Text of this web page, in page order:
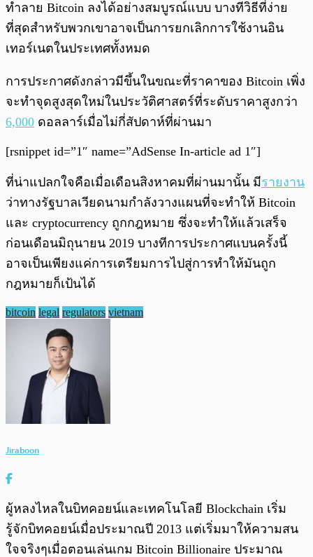
ทำลาย Bitcoin ลงได้อย่างสมบูรณ์แบบ บางทีวิธีที่ง่าย
ที่สุดสำหรับพวกเขาอาจเป็นการยกเลิกการใช้งานอิน
เทอร์เนตในประเทศทั้งหมด
การประกาศดังกล่าวมีขึ้นในขณะที่ราคาของ Bitcoin เพิ่ง
จะทำจุดสูงสุดใหม่ในประวัติศาสตร์ที่ระดับราคาสูงกว่า
6,000 ดอลลาร์เมื่อไม่กี่สัปดาห์ที่ผ่านมา
[rsnippet id=”1″ name=”AdSense In-article ad 1″]
ที่น่าแปลกใจคือเมื่อเดือนสิงหาคมที่ผ่านมานั้น มีรายงาน
ว่าทางรัฐบาลเวียดนามกำลังวางแผนที่จะทำให้ Bitcoin
และ cryptocurrency ถูกกฎหมาย ซึ่งจะทำให้แล้วเสร็จ
ก่อนเดือนมิถุนายน 2019 บางทีการประกาศแบนครั้งนี้
อาจเป็นเพียงแค่การเตรียมการไปสู่การทำให้มันถูก
กฎหมายก็เป้นได้
bitcoin legal regulators vietnam
Jiraboon
ผู้หลงไหลในบิทคอยน์และเทคโนโลยี Blockchain เริ่ม
รู้จักบิทคอยน์เมื่อประมาณปี 2013 แต่เริ่มมาให้ความสน
ใจจริงๆเมื่อตอนเล่นเกม Bitcoin Billionaire ประมาณ